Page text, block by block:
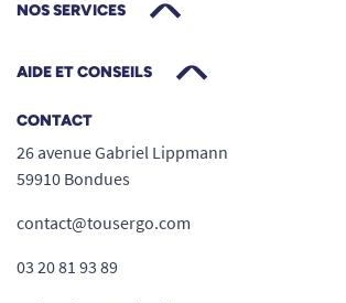
NOS SERVICES
AIDE ET CONSEILS
CONTACT
26 avenue Gabriel Lippmann
59910 Bondues
contact@tousergo.com
03 20 81 93 89